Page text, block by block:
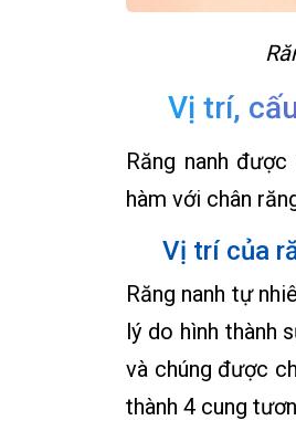
Vị trí,
Răng nanh
hàm với chân
Vị trí của
Răng nanh tự
lý do hình thành
và chúng được
thành 4 cung